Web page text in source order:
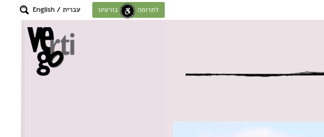
לתרומה לחוסן בורטיגו עברית /
English